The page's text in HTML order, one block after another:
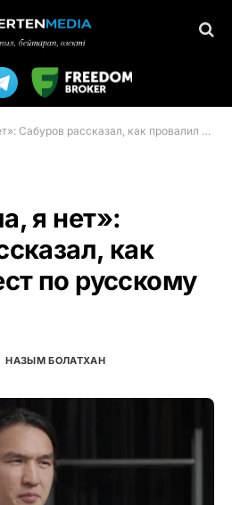
рассказал, как провалил тест по русскому языку
я нет»:
как
по русскому
НАЗЫМ БОЛАТХАН